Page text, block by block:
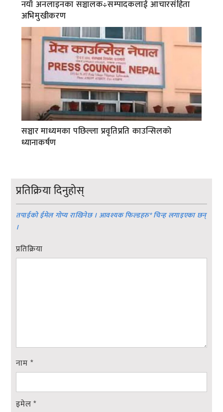
नयाँ अनलाइनका सञ्चालक÷सम्पादकलाई आचारसंहिता
अभिमुखीकरण
सञ्चार माध्यमका पछिल्ला प्रवृतिप्रति काउन्सिलको
ध्यानाकर्षण
प्रतिक्रिया दिनुहोस्
तपाईको ईमेल गोप्य राखिनेछ । आवश्यक फिल्डहरु*चिन्ह लगाइएका छन्
।
प्रतिक्रिया
नाम *
इमेल*